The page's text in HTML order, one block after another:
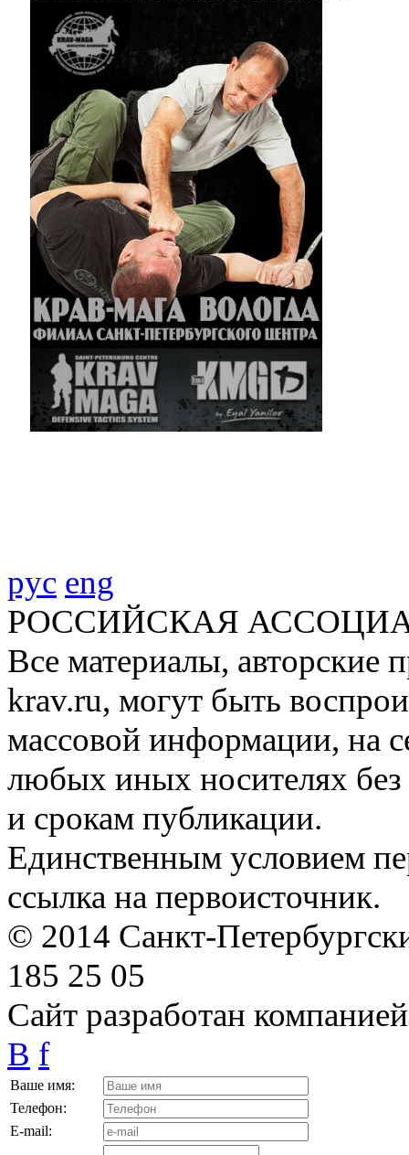
рус eng
РОССИЙСКАЯ
Все материалы, авторские
krav.ru, могут быть
массовой информации, на
любых иных носителях
и срокам публикации.
Единственным условием
ссылка на первоисточник.
© 2014 Санкт-
185 25 05
Сайт разработан
B f
Ваше имя:
Телефон:
E-mail: